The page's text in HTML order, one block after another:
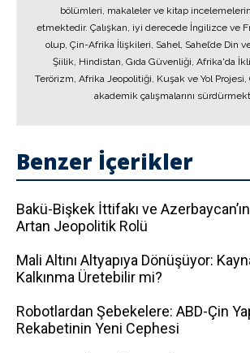
bölümleri, makaleler ve kitap
etmektedir. Çalışkan, iyi derecede İngilizce ve
olup, Çin-Afrika İlişkileri, Sahel, Sahel’de Din
Şiilik, Hindistan, Gıda Güvenliği, Afrika'da
Terörizm, Afrika Jeopolitiği, Kuşak ve Yol
akademik çalışmalarını
Benzer İçerikler
Bakü-Bişkek İttifakı ve
Artan Jeopolitik Rolü
Mali Altını Altyapıya Dönüşüyor:
Kalkınma Üretebilir mi?
Robotlardan Şebekelere: ABD-Çin
Rekabetinin Yeni Cephesi